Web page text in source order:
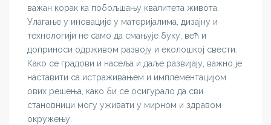
важан корак ка побољшању квалитета живота.
Улагање у иновације у материјалима, дизајну и
технологији не само да смањује буку, већ и
доприноси одрживом развоју и еколошкој свести.
Како се градови и насеља и даље развијају, важно је
наставити са истраживањем и имплементацијом
ових решења, како би се осигурало да сви
становници могу уживати у мирном и здравом
окружењу.